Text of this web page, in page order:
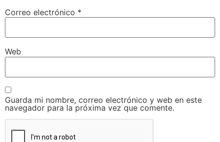
Correo electrónico *
Web
Guarda mi nombre, correo electrónico y web en este
navegador para la próxima vez que comente.